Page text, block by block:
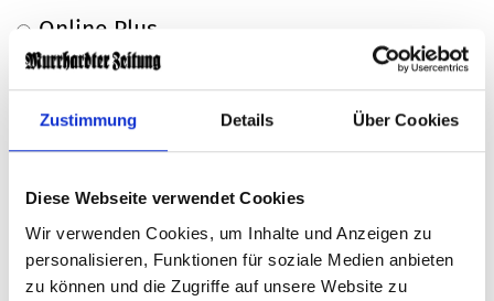
Zustimmung Details Über Cookies
Diese Webseite verwendet Cookies
Wir verwenden Cookies, um Inhalte und Anzeigen zu
personalisieren, Funktionen für soziale Medien anbieten
zu können und die Zugriffe auf unsere Website zu
Online Plus
Digital Plus
Anrede
Nachname oder Firma